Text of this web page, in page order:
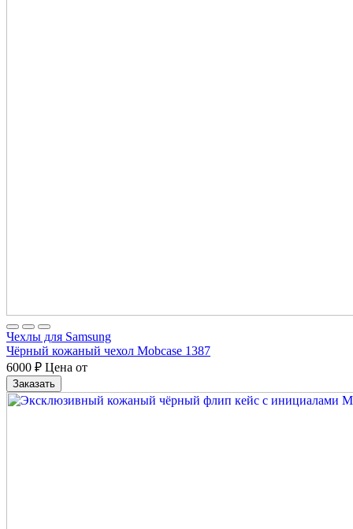
Чехлы для Samsung
Чёрный кожаный чехол Mobcase 1387
6000 ₽ Цена от
Заказать